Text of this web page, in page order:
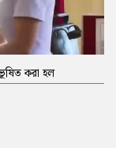
করা হল